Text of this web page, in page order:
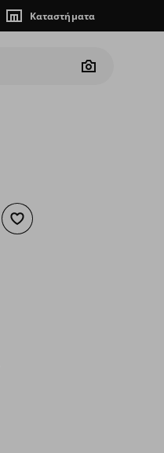
Καταστήματα
Camera
Προσθήκη στα αγαπημένα